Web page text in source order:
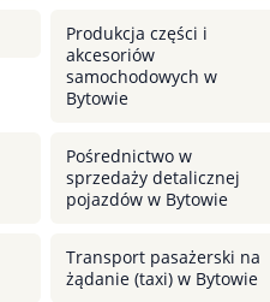
Produkcja części i
akcesoriów
samochodowych w
Bytowie
Pośrednictwo w
sprzedaży detalicznej
pojazdów w Bytowie
Transport pasażerski na
żądanie (taxi) w Bytowie